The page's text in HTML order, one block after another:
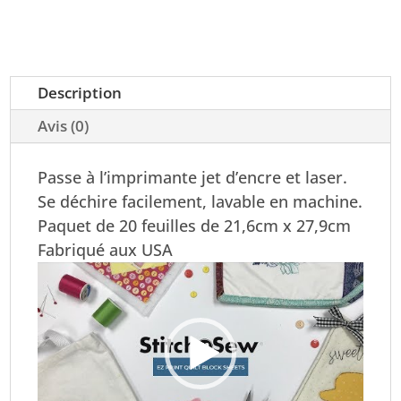
Description
Avis (0)
Passe à l’imprimante jet d’encre et laser.
Se déchire facilement, lavable en machine.
Paquet de 20 feuilles de 21,6cm x 27,9cm
Fabriqué aux USA
Lecteur
vidéo